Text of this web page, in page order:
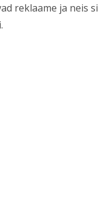
reklaame ja neis